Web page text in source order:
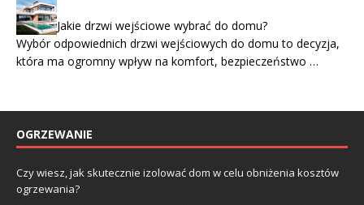
Jakie drzwi wejściowe wybrać do domu?
Wybór odpowiednich drzwi wejściowych do domu to decyzja,
która ma ogromny wpływ na komfort, bezpieczeństwo …
OGRZEWANIE
Czy wiesz, jak skutecznie izolować dom w celu obniżenia kosztów
ogrzewania?